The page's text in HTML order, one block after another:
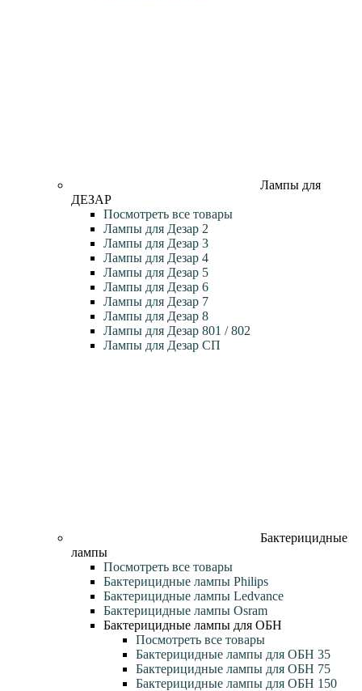
Лампы для
ДЕЗАР
Посмотреть все товары
Лампы для Дезар 2
Лампы для Дезар 3
Лампы для Дезар 4
Лампы для Дезар 5
Лампы для Дезар 6
Лампы для Дезар 7
Лампы для Дезар 8
Лампы для Дезар 801 / 802
Лампы для Дезар СП
Бактерицидные
лампы
Посмотреть все товары
Бактерицидные лампы Philips
Бактерицидные лампы Ledvance
Бактерицидные лампы Osram
Бактерицидные лампы для ОБН
Посмотреть все товары
Бактерицидные лампы для ОБН 35
Бактерицидные лампы для ОБН 75
Бактерицидные лампы для ОБН 150